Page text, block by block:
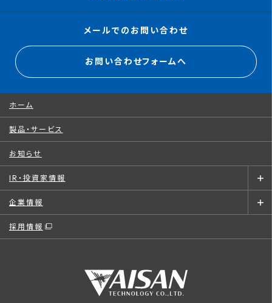
メールでのお問い合わせ
お問い合わせフォームへ
ホーム
製品・サービス
お知らせ
IR・投資家情報
企業情報
採用情報